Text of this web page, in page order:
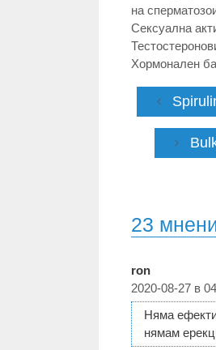
на
Сексуална
Хормонален
23
ron
2020-08-27 в
Няма
нямам